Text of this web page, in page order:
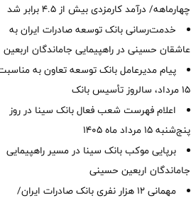
چهارماهه/ درآمد کارمزدی بیش از ۴.۵ برابر شد
خدمت‌رسانی بانک توسعه صادرات ایران به
عاشقان حسینی در راهپیمایی جاماندگان اربعین
پیام مدیرعامل بانک توسعه تعاون به
15 مرداد، سالروز تأسیس بانک
اعلام فهرست شعب فعال بانک سینا در روز
پنج‌شنبه 15 مرداد ماه 1405
برپایی موکب بانک سینا در مسیر راهپیمایی
جاماندگان اربعین حسینی
مهمانی ۱۲ هزار نفری بانک صادرات ایران/